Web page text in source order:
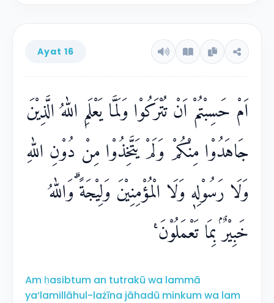
Ayat 16
اَمْ حَسِبْتُمْ اَنْ تُتْرَكُوْا وَلَمَّا يَعْلَمِ اللّٰهُ الَّذِيْنَ
جَاهَدُوْا مِنْكُمْ وَلَمْ يَتَّخِذُوْا مِنْ دُوْنِ اللّٰهِ
وَلَا رَسُوْلِهٖ وَلَا الْمُؤْمِنِيْنَ وَلِيْجَةً ۗوَاللّٰهُ
خَبِيْرٌۢ بِمَا تَعْمَلُوْنَ ࣖ
Am ḥasibtum an tutrakū wa lammā
ya‘lamillāhul-lażīna jāhadū minkum wa lam